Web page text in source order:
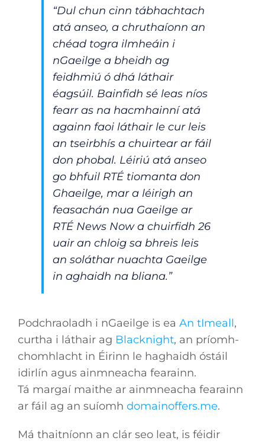
“Dul chun cinn tábhachtach
atá anseo, a chruthaíonn an
chéad togra ilmheáin i
nGaeilge a bheidh ag
feidhmiú ó dhá láthair
éagsúil. Bainfidh sé leas níos
fearr as na hacmhainní atá
againn faoi láthair le cur leis
an tseirbhís a chuirtear ar fáil
don phobal. Léiriú atá anseo
go bhfuil RTÉ tiomanta don
Ghaeilge, mar a léirigh an
feasachán nua Gaeilge ar
RTÉ News Now a chuirfidh 26
uair an chloig sa bhreis leis
an soláthar nuachta Gaeilge
in aghaidh na bliana.”
Podchraoladh i nGaeilge is ea An tImeall,
curtha i láthair ag Blacknight, an príomh-
chomhlacht in Éirinn le haghaidh óstáil
idirlín agus ainmneacha fearainn.
Tá margaí maithe ar ainmneacha fearainn
ar fáil ag an suíomh domainoffers.me.
Má thaitníonn an clár seo leat, is féidir